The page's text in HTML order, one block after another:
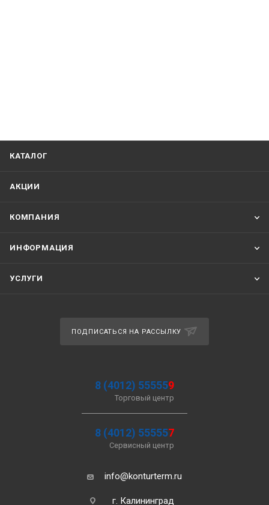
КАТАЛОГ
АКЦИИ
КОМПАНИЯ
ИНФОРМАЦИЯ
УСЛУГИ
ПОДПИСАТЬСЯ НА РАССЫЛКУ
8 (4012) 555559
Торговый центр
8 (4012) 555557
Сервисный центр
info@konturterm.ru
г. Калининград